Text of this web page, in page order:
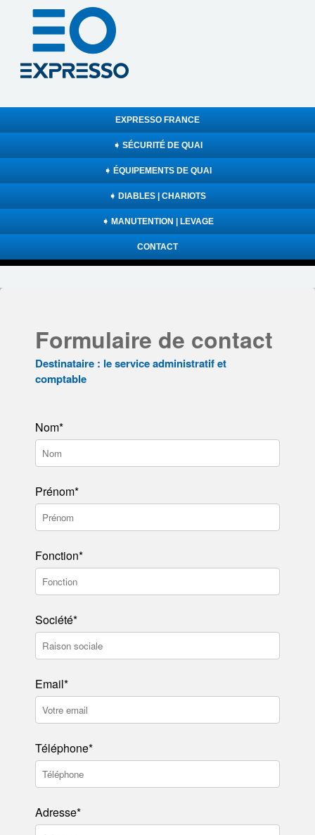
EXPRESSO FRANCE
➧ SÉCURITÉ DE QUAI
➧ ÉQUIPEMENTS DE QUAI
➧ DIABLES | CHARIOTS
➧ MANUTENTION | LEVAGE
CONTACT
Formulaire de contact
Destinataire : le service administratif et
comptable
Nom*
Prénom*
Fonction*
Société*
Email*
Téléphone*
Adresse*